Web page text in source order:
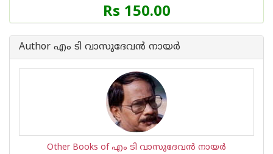
Price
of
Book
Rs 150.00
Author എം ടി വാസുദേവന്‍ നായര്‍
Other Books of എം ടി വാസുദേവന്‍ നായര്‍